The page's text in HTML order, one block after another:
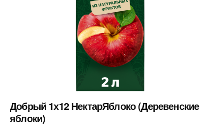
Добрый 1х12 НектарЯблоко (Деревенские
яблоки)